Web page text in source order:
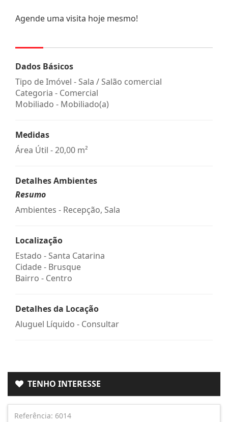
Agende uma visita hoje mesmo!
Dados Básicos
Tipo de Imóvel - Sala / Salão comercial
Categoria - Comercial
Mobiliado - Mobiliado(a)
Medidas
Área Útil - 20,00 m²
Detalhes Ambientes
Resumo
Ambientes - Recepção, Sala
Localização
Estado -Santa Catarina
Cidade - Brusque
Bairro - Centro
Detalhes da Locação
Aluguel Líquido - Consultar
TENHO INTERESSE